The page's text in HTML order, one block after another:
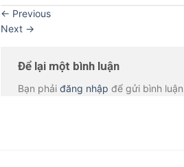
← Previous
Next →
Để lại một bình luận
Bạn phải đăng nhập để gửi bình